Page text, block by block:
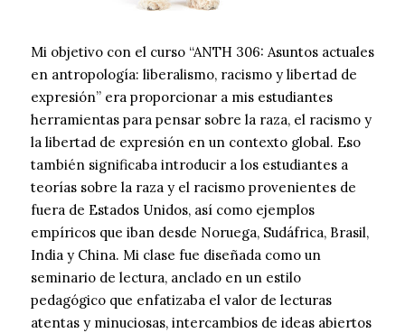
Mi objetivo con el curso “ANTH 306: Asuntos actuales
en antropología: liberalismo, racismo y libertad de
expresión” era proporcionar a mis estudiantes
herramientas para pensar sobre la raza, el racismo y
la libertad de expresión en un contexto global. Eso
también significaba introducir a los estudiantes a
teorías sobre la raza y el racismo provenientes de
fuera de Estados Unidos, así como ejemplos
empíricos que iban desde Noruega, Sudáfrica, Brasil,
India y China. Mi clase fue diseñada como un
seminario de lectura, anclado en un estilo
pedagógico que enfatizaba el valor de lecturas
atentas y minuciosas, intercambios de ideas abiertos